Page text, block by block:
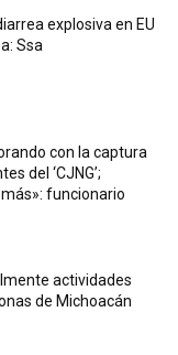
explosiva en EU
Ssa
con la captura
del ‘CJNG’;
funcionario
actividades
de Michoacán